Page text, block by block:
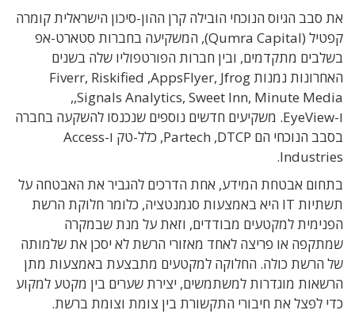
את סבב הגיוס הנוכחי הובילה קרן ההון-סיכון הישראלית קומרה
קפטיל (Qumra Capital), המשקיעה בחברות סטארט-אפ
בשלבים מתקדמים, ובין חברות הפורטפוליו שלה בשנים
האחרונות נמנות Fiverr, Riskified ,AppsFlyer, Jfrog
,Signals Analytics, Sweet Inn, Minute Media
,
ו-EyeView
. משקיעים חדשים נוספים שנכנסו להשקעה בחברה
בסבב הנוכחי הם DTCP
,
Partech, כלל-טק ו-Access
Industries
.
בתחום אבטחת המידע, אחת הדרכים להגביר את האבטחה על
תשתיות IT היא באמצעות סגמנטציה, כלומר חלוקת הרשת
הפנימית למקטעים מבודדים, וזאת על מנת שבמקרה
שמתקפה או פריצה לאחד מאזורי הרשת לא יסכן את שלמותה
של הרשת כולה. החלוקה למקטעים מתבצעת באמצעות מתן
הרשאות מוגדרות למשתמשים, יצירת שערים בין מקטע למקוע
כדי לפצל את חיבורי התקשורת בין צומת וצומת ברשת.